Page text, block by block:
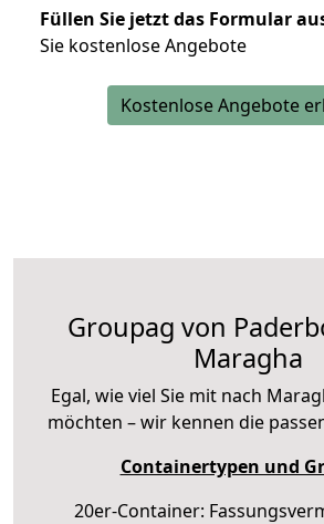
Füllen Sie jetzt das Formular
Sie kostenlose Angebote
Kostenlose Angebote
Groupag von
Maragha
Egal, wie viel Sie mit nach
möchten – wir kennen die
Containertypen und
20er-Container: